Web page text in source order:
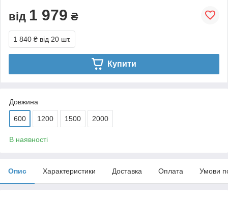
від 1 979 ₴
1 840 ₴ від 20 шт.
Купити
Довжина
600 1200 1500 2000
В наявності
Опис Характеристики Доставка Оплата Умови